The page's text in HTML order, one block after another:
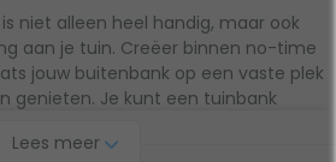
niet alleen heel handig, maar ook
aan je tuin. Creëer binnen no-time
jouw buitenbank op een vaste plek
genieten. Je kunt een tuinbank
mee te pikken.
Lees meer